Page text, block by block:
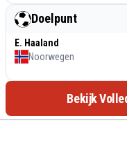
Doelpunt
E. Haaland
Noorwegen
Bekijk